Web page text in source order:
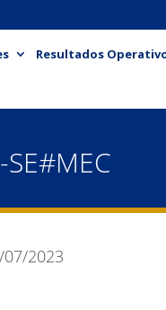
Resultados
07/2023